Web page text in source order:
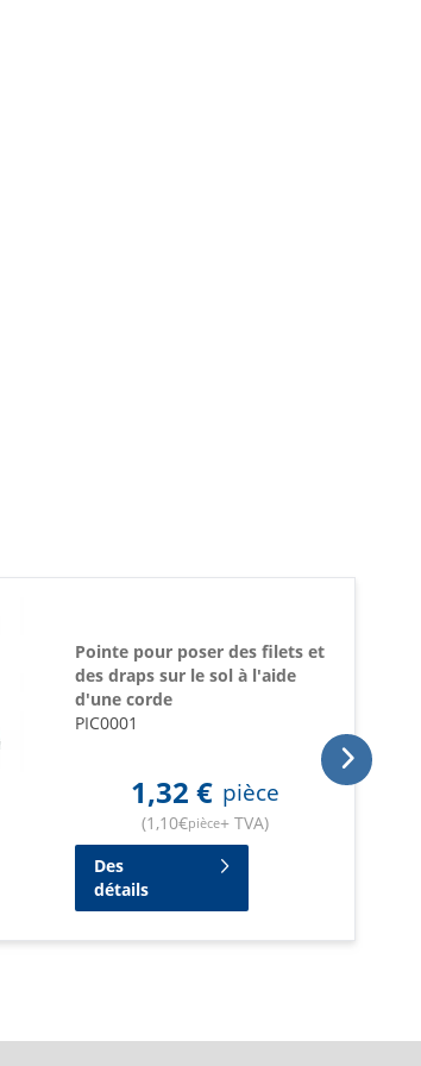
Pointe pour poser des filets et
des draps sur le sol à l'aide
d'une corde
PIC0001
1,32 € pièce
(1,10€pièce+ TVA)
Des
détails